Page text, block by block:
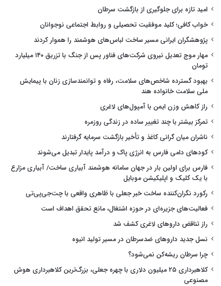
امید تازه برای جلوگیری از بازگشت سرطان
خواب کافی؛ کلید موفقیت تحصیلی و روابط اجتماعی نوجوانان
پژوهشگران ایرانی مسیر ساخت لباس‌های هوشمند را هموار کردند
مهار موج تعدیل نیروی شرکت‌های فناور پس از جنگ با تزریق ۱۴۰ میلیارد
تومان
بهبود گسترده شاخص‌های سلامت، رفاه و توانمندسازی زنان با پیمایش
ملی سلامت خانواده هند
راز کاهش وزن ایمن با آمپول‌های لاغری
تمرکز بیشتر با چند تغییر ساده در زندگی روزمره
ناشران میان گرانی کاغذ و تأخیر بازگشت سرمایه گرفتارند
کودهای دامی فارس به انرژی پاک و درآمد پایدار تبدیل می‌شوند
فارس برای اولین بار در جهان سامانه هوشمند آبیاری ساخت/ آبیاری مزارع
با یک کلیک و اپلیکیشن موبایل
رکورد نگران‌کننده ساخت خبر جعلی با ظاهری واقعی با چت‌جی‌پی‌تی
فعالیت‌های جزیره‌ای در حوزه اشتغال، مانع تحقق اهداف است
راز تناقض داروهای لاغری کشف شد
نسل جدید داروهای ضدسرطان در مسیر تولید انبوه
چرا سرطان ریشه‌کن نمی‌شود؟
کلاهبرداری ۲۵ میلیون دلاری با چهره جعلی، بزرگ‌ترین کلاهبرداری هوش
مصنوعی